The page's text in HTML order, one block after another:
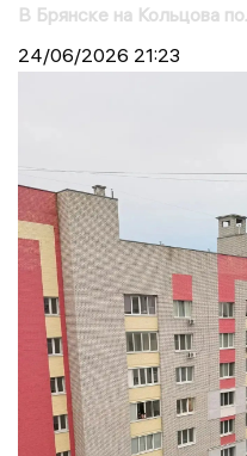
В Брянске на Кольцова
24/06/2026 21:23